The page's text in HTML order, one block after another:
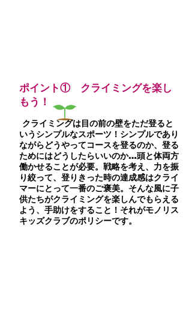
ポイント① クライミングを楽し
もう！
クライミングは目の前の壁をただ登ると
いうシンプルなスポーツ！シンプルであり
ながらどうやってコースを登るのか、登る
ためにはどうしたらいいのか…頭と体両方
働かせることが必要。戦略を考え、力を振
り絞って、登りきった時の達成感はクライ
マーにとって一番のご褒美。そんな風に子
供たちがクライミングを楽しんでもらえる
よう、手助けをすること！それがモノリス
キッズクラブのポリシーです。